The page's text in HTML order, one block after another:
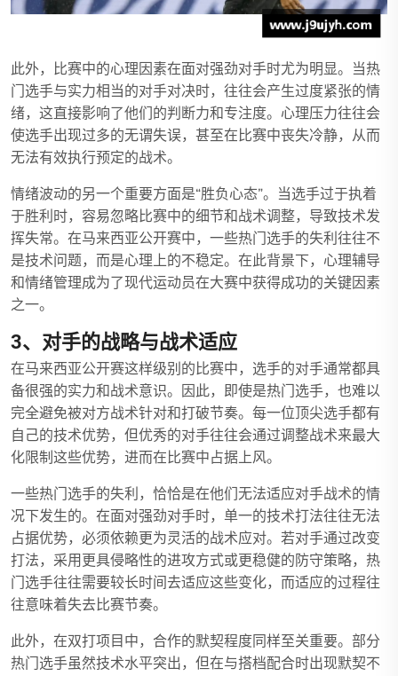
此外，比赛中的心理因素在面对强劲对手时尤为明显。当热
门选手与实力相当的对手对决时，往往会产生过度紧张的情
绪，这直接影响了他们的判断力和专注度。心理压力往往会
使选手出现过多的无谓失误，甚至在比赛中丧失冷静，从而
无法有效执行预定的战术。
情绪波动的另一个重要方面是“胜负心态”。当选手过于执着
于胜利时，容易忽略比赛中的细节和战术调整，导致技术发
挥失常。在马来西亚公开赛中，一些热门选手的失利往往不
是技术问题，而是心理上的不稳定。在此背景下，心理辅导
和情绪管理成为了现代运动员在大赛中获得成功的关键因素
之一。
3、对手的战略与战术适应
在马来西亚公开赛这样级别的比赛中，选手的对手通常都具
备很强的实力和战术意识。因此，即使是热门选手，也难以
完全避免被对方战术针对和打破节奏。每一位顶尖选手都有
自己的技术优势，但优秀的对手往往会通过调整战术来最大
化限制这些优势，进而在比赛中占据上风。
一些热门选手的失利，恰恰是在他们无法适应对手战术的情
况下发生的。在面对强劲对手时，单一的技术打法往往无法
占据优势，必须依赖更为灵活的战术应对。若对手通过改变
打法，采用更具侵略性的进攻方式或更稳健的防守策略，热
门选手往往需要较长时间去适应这些变化，而适应的过程往
往意味着失去比赛节奏。
此外，在双打项目中，合作的默契程度同样至关重要。部分
热门选手虽然技术水平突出，但在与搭档配合时出现默契不